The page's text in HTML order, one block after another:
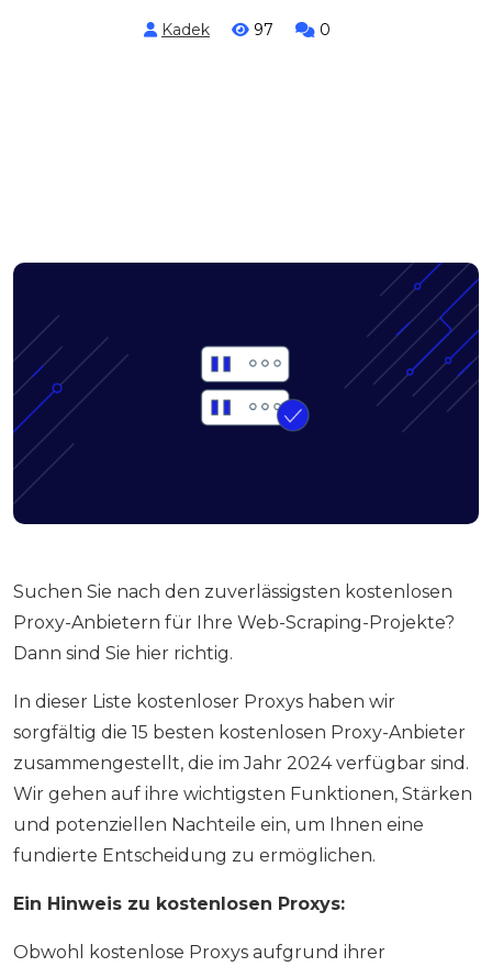
Kadek 97 0
Suchen Sie nach den zuverlässigsten kostenlosen
Proxy-Anbietern für Ihre Web-Scraping-Projekte?
Dann sind Sie hier richtig.
In dieser Liste kostenloser Proxys haben wir
sorgfältig die 15 besten kostenlosen Proxy-Anbieter
zusammengestellt, die im Jahr 2024 verfügbar sind.
Wir gehen auf ihre wichtigsten Funktionen, Stärken
und potenziellen Nachteile ein, um Ihnen eine
fundierte Entscheidung zu ermöglichen.
Ein Hinweis zu kostenlosen Proxys:
Obwohl kostenlose Proxys aufgrund ihrer